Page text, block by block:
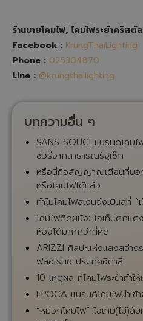
ร้านขายโคมไฟ, โคมไฟระย้าคริสตัล
Facebook : KrungThaiLighting
Phone : 025304870
Line : @krungthailighting